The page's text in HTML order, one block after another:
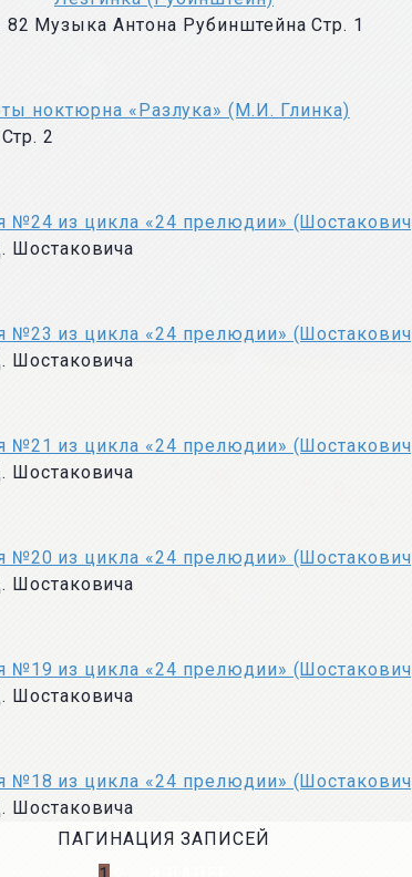
Музыка Антона Рубинштейна Стр. 1
ноктюрна «Разлука» (М.И. Глинка)
2
№24 из цикла «24 прелюдии»
№23 из цикла «24 прелюдии»
№21 из цикла «24 прелюдии»
№20 из цикла «24 прелюдии»
№19 из цикла «24 прелюдии»
№18 из цикла «24 прелюдии»
ПАГИНАЦИЯ ЗАПИСЕЙ